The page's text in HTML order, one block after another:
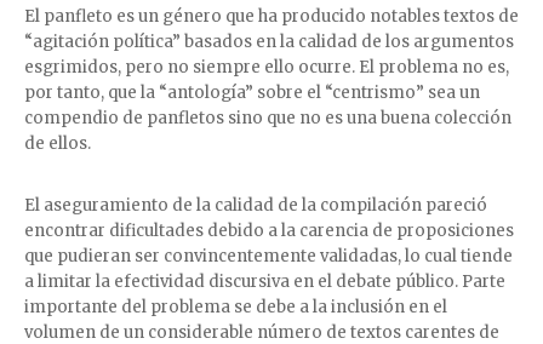
El panfleto es un género que ha producido notables textos de
“agitación política” basados en la calidad de los argumentos
esgrimidos, pero no siempre ello ocurre. El problema no es,
por tanto, que la “antología” sobre el “centrismo” sea un
compendio de panfletos sino que no es una buena colección
de ellos.
El aseguramiento de la calidad de la compilación pareció
encontrar dificultades debido a la carencia de proposiciones
que pudieran ser convincentemente validadas, lo cual tiende
a limitar la efectividad discursiva en el debate público. Parte
importante del problema se debe a la inclusión en el
volumen de un considerable número de textos carentes de